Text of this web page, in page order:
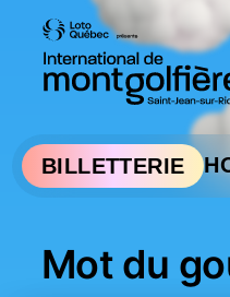
Aller à la navigation
Aller au contenu
BILLETTERIE
Mot du